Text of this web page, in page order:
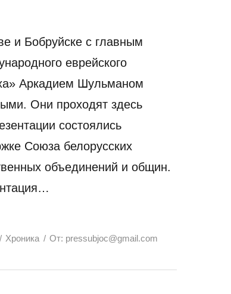
и Бобруйске с главным
еврейского
Аркадием Шульманом
Они проходят здесь
состоялись
Союза белорусских
объединений и общин.
Хроника От: pressubjoc@gmail.com